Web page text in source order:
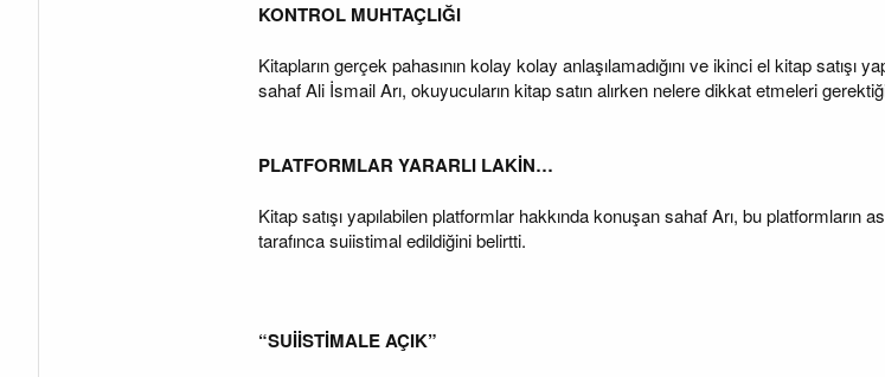
KONTROL MUHTAÇLIĞI
Kitapların gerçek pahasının kolay kolay anlaşılamadığını ve ikinci el kitap
sahaf Ali İsmail Arı, okuyucuların kitap satın alırken nelere dikkat etmeleri
PLATFORMLAR YARARLI LAKİN…
Kitap satışı yapılabilen platformlar hakkında konuşan sahaf Arı, bu
tarafınca suiistimal edildiğini belirtti.
“SUİİSTİMALE AÇIK”